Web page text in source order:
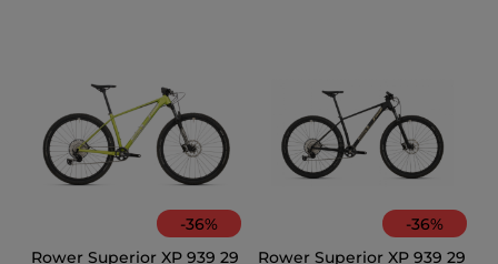
-36%
Rower Superior XP 939 29
-36%
Rower Superior XP 939 29